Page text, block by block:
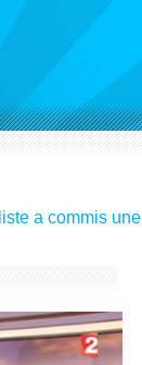
a commis une